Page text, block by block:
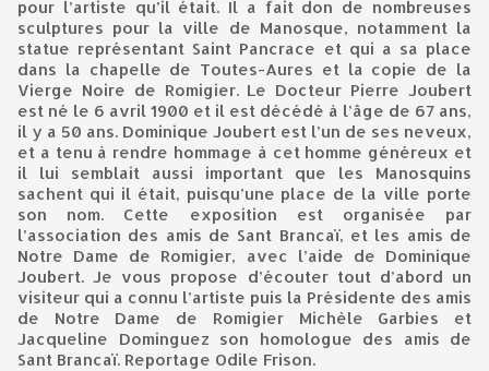
pour l’artiste qu’il était. Il a fait don de nombreuses
sculptures pour la ville de Manosque, notamment la
statue représentant Saint Pancrace et qui a sa place
dans la chapelle de Toutes-Aures et la copie de la
Vierge Noire de Romigier. Le Docteur Pierre Joubert
est né le 6 avril 1900 et il est décédé à l’âge de 67 ans,
il y a 50 ans. Dominique Joubert est l’un de ses neveux,
et a tenu à rendre hommage à cet homme généreux et
il lui semblait aussi important que les Manosquins
sachent qui il était, puisqu’une place de la ville porte
son nom. Cette exposition est organisée par
l’association des amis de Sant Brancaï, et les amis de
Notre Dame de Romigier, avec l’aide de Dominique
Joubert. Je vous propose d’écouter tout d’abord un
visiteur qui a connu l’artiste puis la Présidente des amis
de Notre Dame de Romigier Michèle Garbies et
Jacqueline Dominguez son homologue des amis de
Sant Brancaï. Reportage Odile Frison.